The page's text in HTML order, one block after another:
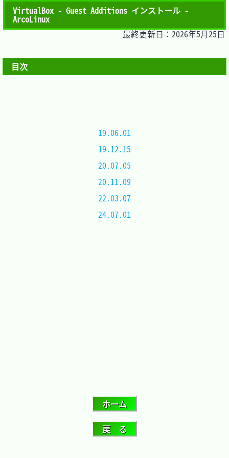
VirtualBox - Guest Additions インストール -
ArcoLinux
最終更新日：2026年5月25日
目次
19.06.01
19.12.15
20.07.05
20.11.09
22.03.07
24.07.01